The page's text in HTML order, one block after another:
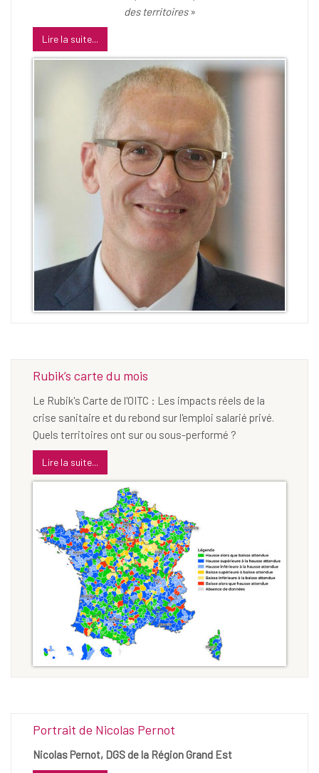
des territoires»
Lire la suite...
Rubik’s carte du mois
Le Rubik's Carte de l'OITC : Les impacts réels de la
crise sanitaire et du rebond sur l'emploi salarié privé.
Quels territoires ont sur ou sous-performé ?
Lire la suite...
Portrait de Nicolas Pernot
Nicolas Pernot, DGS de la Région Grand Est